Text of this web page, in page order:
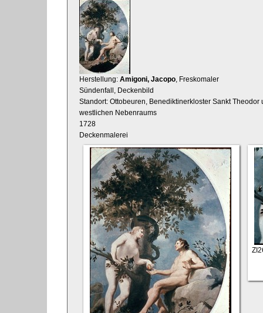
Herstellung: Amigoni, Jacopo , Freskomaler
Sündenfall, Deckenbild
Standort: Ottobeuren, Benediktinerkloster Sankt
westlichen Nebenraums
1728
Deckenmalerei